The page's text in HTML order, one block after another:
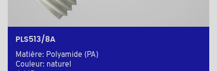
PLS513/8A
Matière: Polyamide (PA)
Couleur: naturel